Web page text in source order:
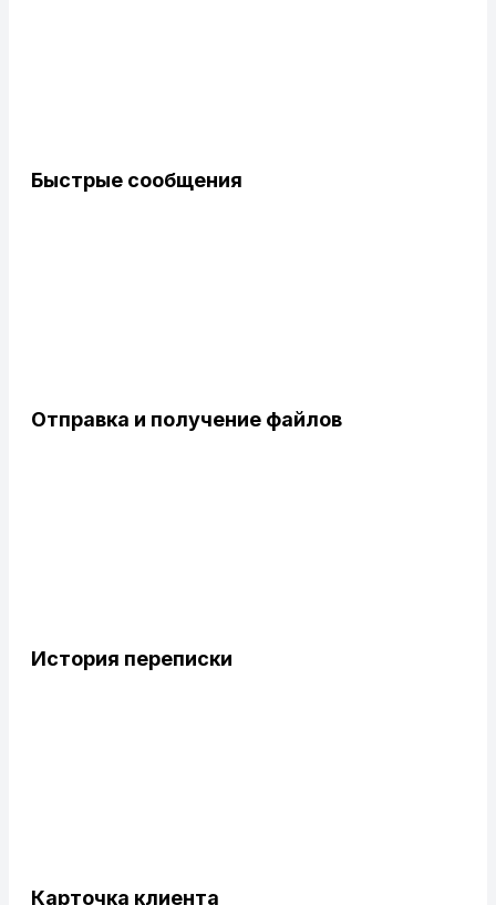
Быстрые сообщения
Отправка и получение файлов
История переписки
Карточка клиента